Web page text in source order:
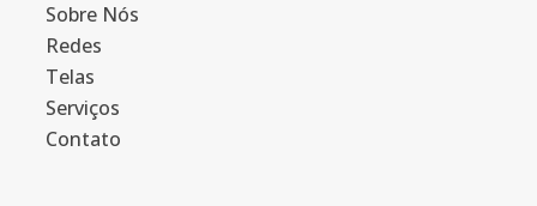
Sobre Nós
Redes
Telas
Serviços
Contato